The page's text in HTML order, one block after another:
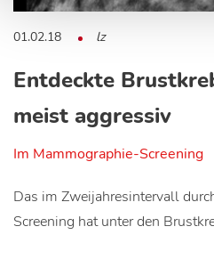
01.02.18 lz
Entdeckte
meist aggressiv
Im Mammographie-Screening
Das im Zweijahresintervall
Screening hat unter den